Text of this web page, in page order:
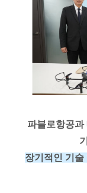
파블로항공과
장기적인 기술